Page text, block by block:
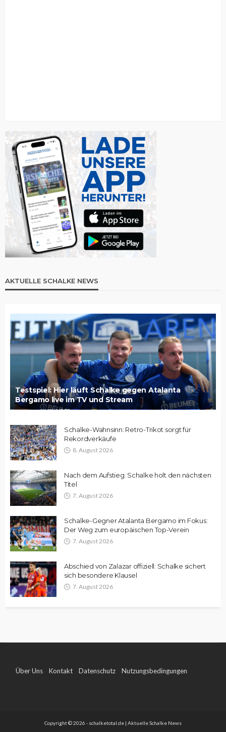
AKTUELLE SCHALKE NEWS
Testspiel: Hier läuft Schalke gegen Atalanta
Bergamo live im TV und Stream
Schalke-Wahnsinn: Retro-Trikot sorgt für
Rekordverkäufe
8. August 2026
Nach dem Aufstieg: Schalke holt den nächsten
Titel
7. August 2026
Schalke-Gegner Atalanta Bergamo im Fokus:
Der Weg zum europäischen Top-Verein
7. August 2026
Abschied von Zalazar offiziell: Schalke sichert
sich besondere Klausel
7. August 2026
Über Uns Kontakt Datenschutz Nutzungsbedingungen
Copyright © 2026 - schalketotal.de | Aktuelle Schalke News